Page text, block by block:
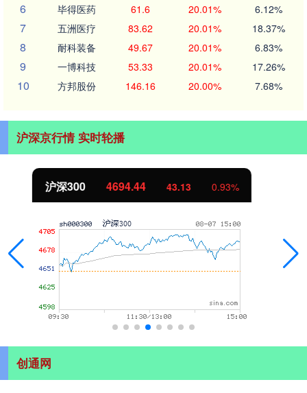
6 毕得医药 61.6 20.01% 6.12%
7 五洲医疗 83.62 20.01% 18.37%
8 耐科装备 49.67 20.01% 6.83%
9 一博科技 53.33 20.01% 17.26%
10 方邦股份 146.16 20.00% 7.68%
沪深京行情 实时轮播
北证50 1134.24 11.37 1.01%
创通网